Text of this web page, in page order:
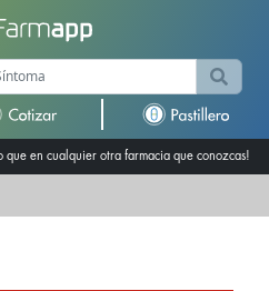
que en cualquier otra farmacia que conozcas!